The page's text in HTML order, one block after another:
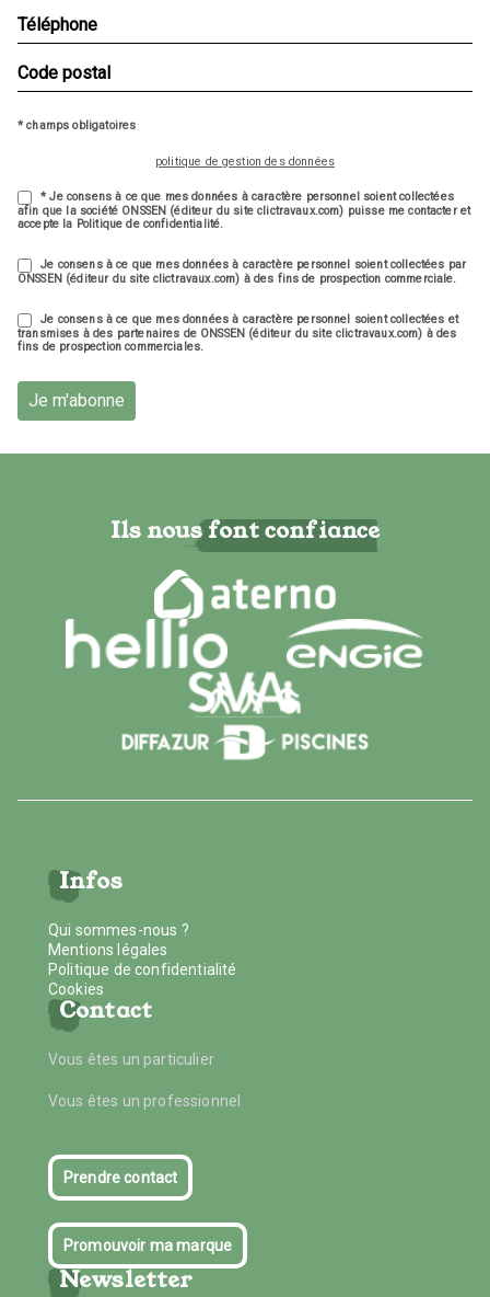
* champs obligatoires
politique de gestion des données
* Je consens à ce que mes données à caractère personnel soient collectées
afin que la société ONSSEN (éditeur du site clictravaux.com) puisse me contacter et
accepte la Politique de confidentialité.
Je consens à ce que mes données à caractère personnel soient collectées par
ONSSEN (éditeur du site clictravaux.com) à des fins de prospection commerciale.
Je consens à ce que mes données à caractère personnel soient collectées et
transmises à des partenaires de ONSSEN (éditeur du site clictravaux.com) à des
fins de prospection commerciales.
Je m'abonne
Ils nous font confiance
Infos
Qui sommes-nous ?
Mentions légales
Politique de confidentialité
Cookies
Contact
Vous êtes un particulier
Vous êtes un professionnel
Prendre contact
Promouvoir ma marque
Newsletter